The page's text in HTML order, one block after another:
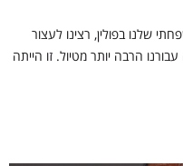
שלנו בפולין, רצינו לעצור
הרבה יותר מטיול. זו הייתה